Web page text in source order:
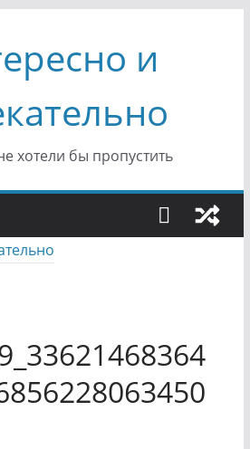
и
хотели бы пропустить